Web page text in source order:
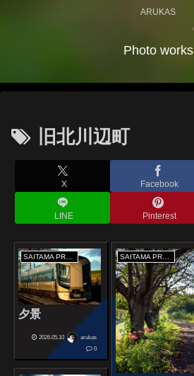
ARUKAS
Photo works
旧北川辺町
X Facebook
LINE Pinterest
SAITAMA PREFECTURE
夕景
2026.05.10
arukas
0